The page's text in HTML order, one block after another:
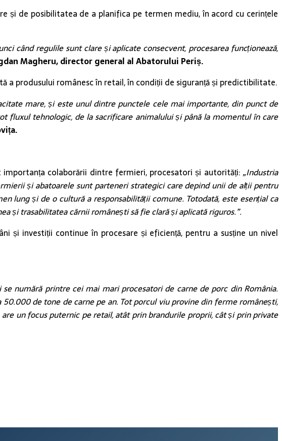
și de posibilitatea de a planifica pe termen mediu, în acord cu cerințele
când regulile sunt clare și aplicate consecvent, procesarea funcționează,
Magheru, director general al Abatorului Periș.
a produsului românesc în retail, în condiții de siguranță și predictibilitate.
mare, și este unul dintre punctele cele mai importante, din punct de
fluxul tehnologic, de la sacrificare animalului și până la momentul în care
importanța colaborării dintre fermieri, procesatori și autorități: „Industria
și abatoarele sunt parteneri strategici care depind unii de alții pentru
lung și de o cultură a responsabilității comune. Totodată, este esențial ca
și trasabilitatea cărnii românești să fie clară și aplicată riguros.”.
și investiții continue în procesare și eficiență, pentru a susține un nivel
numără printre cei mai mari procesatori de carne de porc din România.
de tone de carne pe an. Tot porcul viu provine din ferme românești,
un focus puternic pe retail, atât prin brandurile proprii, cât și prin private